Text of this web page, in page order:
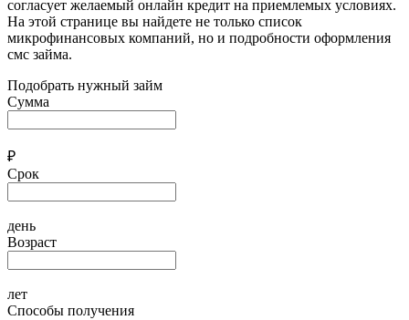
согласует желаемый онлайн кредит на приемлемых условиях.
На этой странице вы найдете не только список
микрофинансовых компаний, но и подробности оформления
смс займа.
Подобрать нужный займ
Сумма
₽
Срок
день
Возраст
лет
Способы получения